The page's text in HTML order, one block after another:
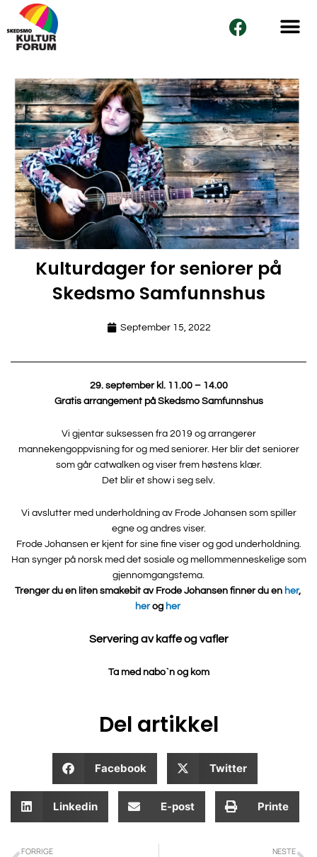
content
F
a
b
o
o
k
Kulturdager for seniorer på
Skedsmo Samfunnshus
September 15, 2022
29. september kl. 11.00 – 14.00
Gratis arrangement på Skedsmo Samfunnshus
Vi gjentar suksessen fra 2019 og arrangerer
mannekengoppvisning for og med seniorer. Her blir det seniorer
som går catwalken og viser frem høstens klær.
Det blir et show i seg selv.
Vi avslutter med underholdning av Frode Johansen som spiller
egne og andres viser.
Frode Johansen er kjent for sine fine viser og god underholdning.
Han synger på norsk med det sosiale og mellommenneskelige som
gjennomgangstema.
Trenger du en liten smakebit av Frode Johansen finner du en her,
herog her
Servering av kaffe og vafler
Ta med nabo`n og kom
Del artikkel
Facebook Twitter
Linkedin E-post Printe
Prev
FORRIGE NESTE